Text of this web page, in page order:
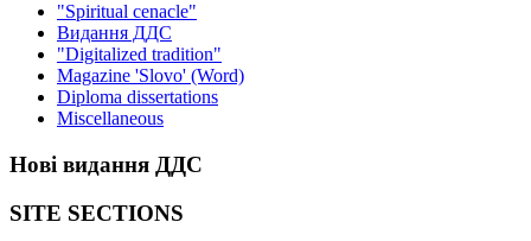
"Spiritual cenacle"
Видання ДДС
"Digitalized tradition"
Magazine 'Slovo' (Word)
Diploma dissertations
Miscellaneous
Нові видання ДДС
SITE SECTIONS